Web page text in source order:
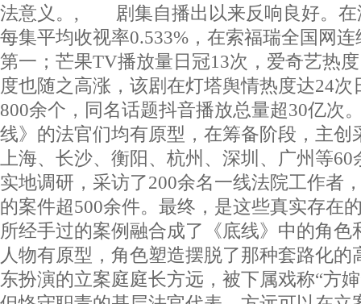
法意义。, 剧集自播出以来反响良好。在
每集平均收视率0.533%，在索福瑞全国网
第一；芒果TV播放量日冠13次，爱奇艺热
度也随之高涨，该剧在灯塔舆情热度达24
800余个，同名话题抖音播放总量超30亿
线》的法官们均有原型，在筹备阶段，主创
上海、长沙、衡阳、杭州、深圳、广州等
实地调研，采访了200余名一线法院工作者
的案件超500余件。最终，是这些真实存在
所经手过的案例融合成了《底线》中的
人物有原型，角色塑造摆脱了那种套路化的
东扮演的立案庭庭长方远，被下属戏称“方